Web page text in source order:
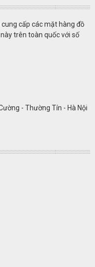
cung cấp các mặt hàng đồ
trên toàn quốc với số
- Thường Tín - Hà Nội